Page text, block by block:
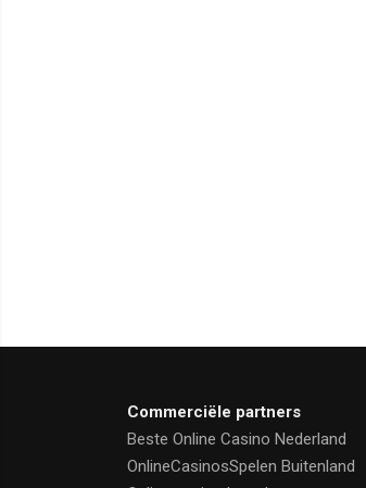
Commerciële partners
Beste Online Casino Nederland
OnlineCasinosSpelen Buitenland